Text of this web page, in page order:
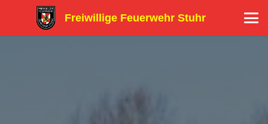
Freiwillige Feuerwehr Stuhr